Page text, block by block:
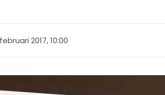
2017, 10:00